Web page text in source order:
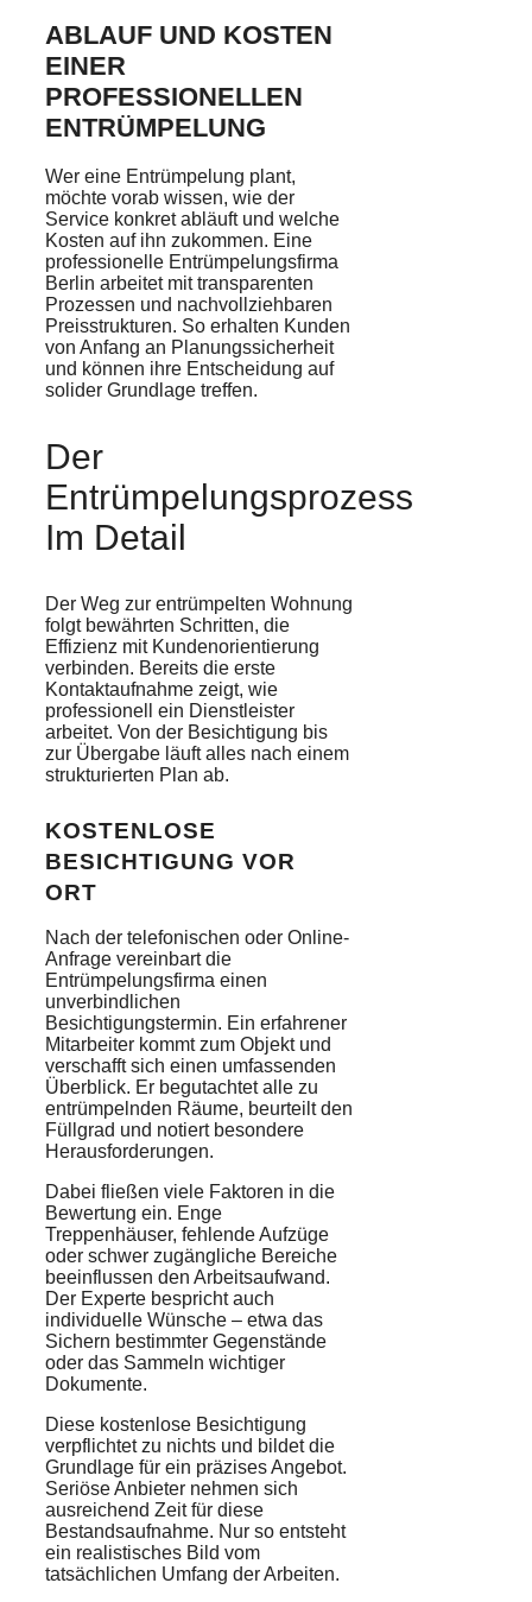
ABLAUF UND KOSTEN
EINER
PROFESSIONELLEN
ENTRÜMPELUNG
Wer eine Entrümpelung plant,
möchte vorab wissen, wie der
Service konkret abläuft und welche
Kosten auf ihn zukommen. Eine
professionelle Entrümpelungsfirma
Berlin arbeitet mit transparenten
Prozessen und nachvollziehbaren
Preisstrukturen. So erhalten Kunden
von Anfang an Planungssicherheit
und können ihre Entscheidung auf
solider Grundlage treffen.
Der
Entrümpelungsprozess
Im Detail
Der Weg zur entrümpelten Wohnung
folgt bewährten Schritten, die
Effizienz mit Kundenorientierung
verbinden. Bereits die erste
Kontaktaufnahme zeigt, wie
professionell ein Dienstleister
arbeitet. Von der Besichtigung bis
zur Übergabe läuft alles nach einem
strukturierten Plan ab.
KOSTENLOSE
BESICHTIGUNG VOR
ORT
Nach der telefonischen oder Online-
Anfrage vereinbart die
Entrümpelungsfirma einen
unverbindlichen
Besichtigungstermin. Ein erfahrener
Mitarbeiter kommt zum Objekt und
verschafft sich einen umfassenden
Überblick. Er begutachtet alle zu
entrümpelnden Räume, beurteilt den
Füllgrad und notiert besondere
Herausforderungen.
Dabei fließen viele Faktoren in die
Bewertung ein. Enge
Treppenhäuser, fehlende Aufzüge
oder schwer zugängliche Bereiche
beeinflussen den Arbeitsaufwand.
Der Experte bespricht auch
individuelle Wünsche – etwa das
Sichern bestimmter Gegenstände
oder das Sammeln wichtiger
Dokumente.
Diese kostenlose Besichtigung
verpflichtet zu nichts und bildet die
Grundlage für ein präzises Angebot.
Seriöse Anbieter nehmen sich
ausreichend Zeit für diese
Bestandsaufnahme. Nur so entsteht
ein realistisches Bild vom
tatsächlichen Umfang der Arbeiten.